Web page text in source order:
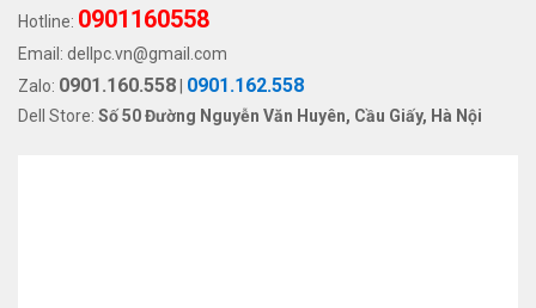
Hotline: 0901160558
Email: dellpc.vn@gmail.com
Zalo: 0901.160.558 0901.162.558
Dell Store: Số 50 Đường Nguyễn Văn Huyên, Cầu Giấy, Hà Nội